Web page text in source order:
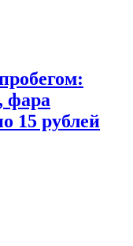
фара
15 рублей